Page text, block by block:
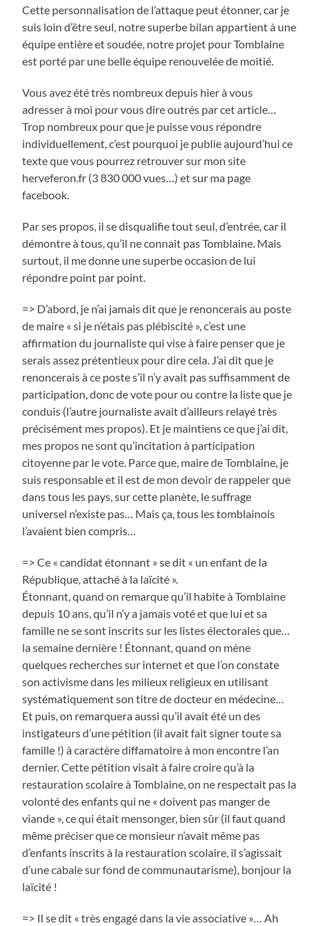
Cette personnalisation de l’attaque peut étonner, car je
suis loin d’être seul, notre superbe bilan appartient à une
équipe entière et soudée, notre projet pour Tomblaine
est porté par une belle équipe renouvelée de moitié.
Vous avez été très nombreux depuis hier à vous
adresser à moi pour vous dire outrés par cet article…
Trop nombreux pour que je puisse vous répondre
individuellement, c’est pourquoi je publie aujourd’hui ce
texte que vous pourrez retrouver sur mon site
herveferon.fr (3 830 000 vues…) et sur ma page
facebook.
Par ses propos, il se disqualifie tout seul, d’entrée, car il
démontre à tous, qu’il ne connait pas Tomblaine. Mais
surtout, il me donne une superbe occasion de lui
répondre point par point.
=> D’abord, je n’ai jamais dit que je renoncerais au poste
de maire « si je n’étais pas plébiscité », c’est une
affirmation du journaliste qui vise à faire penser que je
serais assez prétentieux pour dire cela. J’ai dit que je
renoncerais à ce poste s’il n’y avait pas suffisamment de
participation, donc de vote pour ou contre la liste que je
conduis (l’autre journaliste avait d’ailleurs relayé très
précisément mes propos). Et je maintiens ce que j’ai dit,
mes propos ne sont qu’incitation à participation
citoyenne par le vote. Parce que, maire de Tomblaine, je
suis responsable et il est de mon devoir de rappeler que
dans tous les pays, sur cette planète, le suffrage
universel n’existe pas… Mais ça, tous les tomblainois
l’avaient bien compris…
=> Ce « candidat étonnant » se dit « un enfant de la
République, attaché à la laïcité ».
Étonnant, quand on remarque qu’il habite à Tomblaine
depuis 10 ans, qu’il n’y a jamais voté et que lui et sa
famille ne se sont inscrits sur les listes électorales que…
la semaine dernière ! Étonnant, quand on mène
quelques recherches sur internet et que l’on constate
son activisme dans les milieux religieux en utilisant
systématiquement son titre de docteur en médecine…
Et puis, on remarquera aussi qu’il avait été un des
instigateurs d’une pétition (il avait fait signer toute sa
famille !) à caractère diffamatoire à mon encontre l’an
dernier. Cette pétition visait à faire croire qu’à la
restauration scolaire à Tomblaine, on ne respectait pas la
volonté des enfants qui ne « doivent pas manger de
viande », ce qui était mensonger, bien sûr (il faut quand
même préciser que ce monsieur n’avait même pas
d’enfants inscrits à la restauration scolaire, il s’agissait
d’une cabale sur fond de communautarisme), bonjour la
laïcité !
=> Il se dit « très engagé dans la vie associative »… Ah